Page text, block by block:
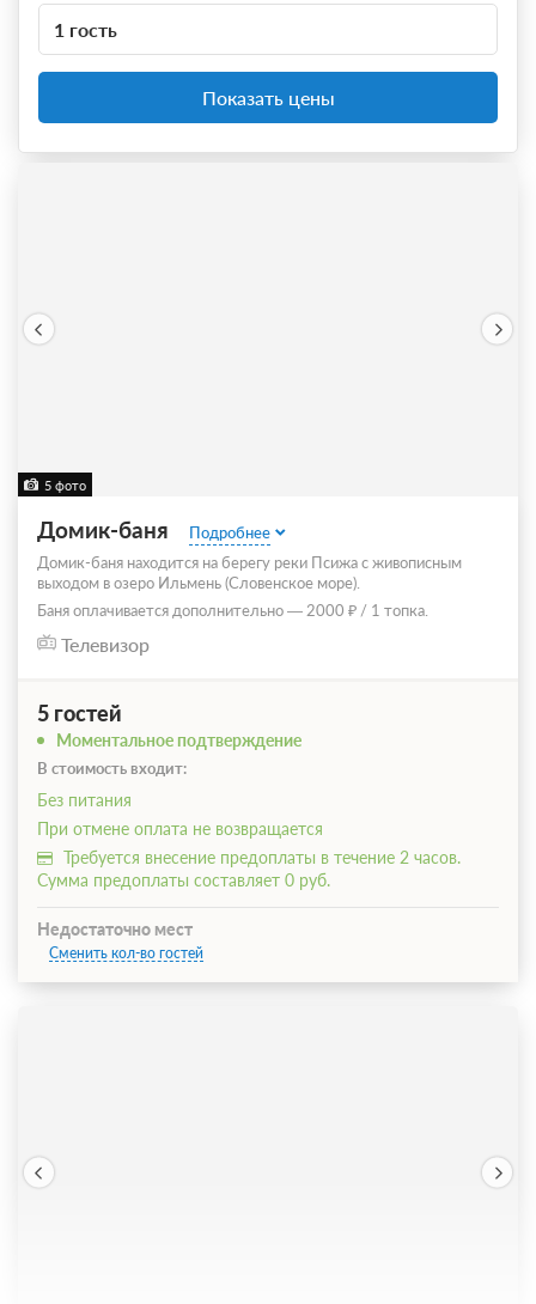
1 гость
Показать цены
5 фото
Домик-баня
Подробнее
Домик-баня находится на берегу реки Псижа с живописным
выходом в озеро Ильмень (Словенское море).
Баня оплачивается дополнительно — 2000 ₽ / 1 топка.
Телевизор
5 гостей
Моментальное подтверждение
В стоимость входит:
Без питания
При отмене оплата не возвращается
Требуется внесение предоплаты в течение 2 часов.
Сумма предоплаты составляет 0 руб.
Недостаточно мест
Сменить кол-во гостей